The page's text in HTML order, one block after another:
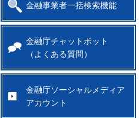
金融事業者一括検索機能
金融庁チャットボット
（よくある質問）
金融庁ソーシャルメディア
アカウント